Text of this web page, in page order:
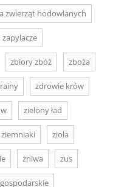
zwierząt hodowlanych
zapylacze
zbiory zbóż zboża
zdrowie krów
zielony ład
ziemniaki zioła
żniwa zus